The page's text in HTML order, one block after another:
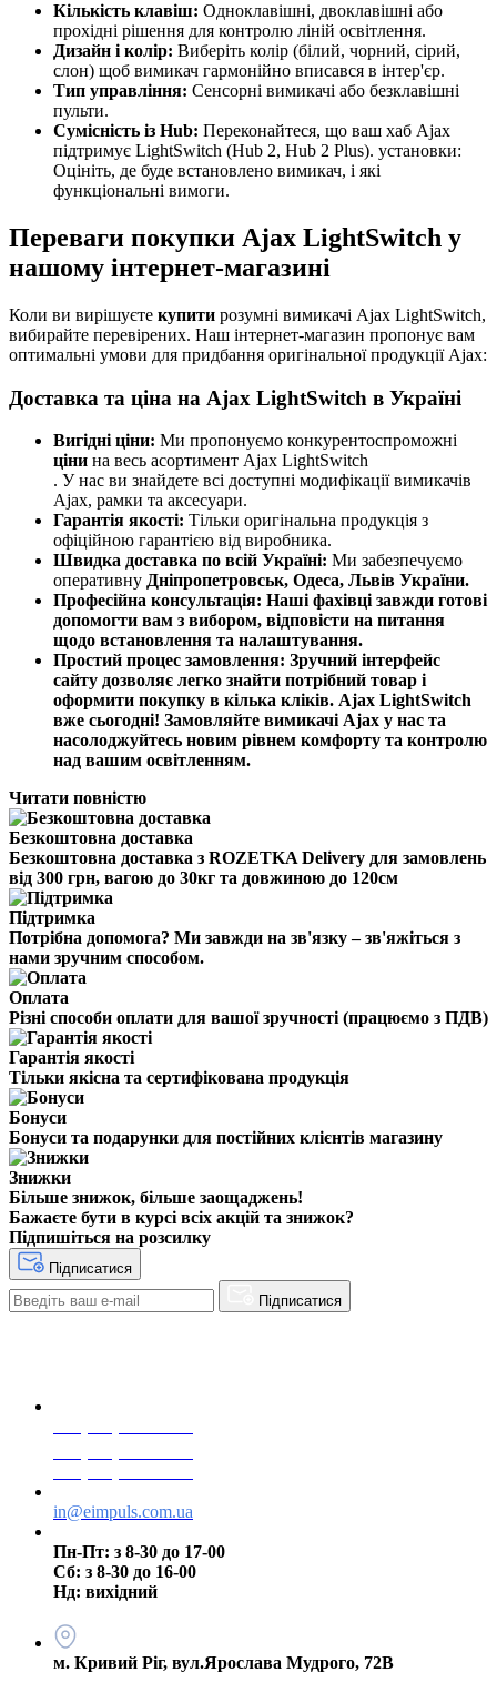
Кількість клавіш: Одноклавішні, двоклавішні або
прохідні рішення для контролю ліній освітлення.
Дизайн і колір: Виберіть колір (білий, чорний, сірий,
слон) щоб вимикач гармонійно вписався в інтер'єр.
Тип управління: Сенсорні вимикачі або безклавішні
пульти.
Сумісність із Hub: Переконайтеся, що ваш хаб Ajax
підтримує LightSwitch (Hub 2, Hub 2 Plus). установки:
Оцініть, де буде встановлено вимикач, і які
функціональні вимоги.
Переваги покупки Ajax LightSwitch у
нашому інтернет-магазині
Коли ви вирішуєте купити розумні вимикачі Ajax LightSwitch,
вибирайте перевірених. Наш інтернет-магазин пропонує вам
оптимальні умови для придбання оригінальної продукції Ajax:
Доставка та ціна на Ajax LightSwitch в Україні
Вигідні ціни: Ми пропонуємо конкурентоспроможні
ціни на весь асортимент Ajax LightSwitch
. У нас ви знайдете всі доступні модифікації вимикачів
Ajax, рамки та аксесуари.
Гарантія якості: Тільки оригінальна продукція з
офіційною гарантією від виробника.
Швидка доставка по всій Україні: Ми забезпечуємо
оперативну Дніпропетровськ, Одеса, Львів України.
Професійна консультація: Наші фахівці завжди готові
допомогти вам з вибором, відповісти на питання
щодо встановлення та налаштування.
Простий процес замовлення: Зручний інтерфейс
сайту дозволяє легко знайти потрібний товар і
оформити покупку в кілька кліків. Ajax LightSwitch
вже сьогодні! Замовляйте вимикачі Ajax у нас та
насолоджуйтесь новим рівнем комфорту та контролю
над вашим освітленням.
Читати повністю
Безкоштовна доставка
Безкоштовна доставка з ROZETKA Delivery для замовлень
від 300 грн, вагою до 30кг та довжиною до 120см
Підтримка
Потрібна допомога? Ми завжди на зв'язку – зв'яжіться з
нами зручним способом.
Оплата
Різні способи оплати для вашої зручності (працюємо з ПДВ)
Гарантія якості
Тільки якісна та сертифікована продукція
Бонуси
Бонуси та подарунки для постійних клієнтів магазину
Знижки
Більше знижок, більше заощаджень!
Бажаєте бути в курсі всіх акцій та знижок?
Підпишіться на розсилку
Підписатися
Підписатися
in@eimpuls.com.ua
Пн-Пт: з 8-30 до 17-00
Сб: з 8-30 до 16-00
Нд: вихідний
м. Кривий Ріг, вул.Ярослава Мудрого, 72В